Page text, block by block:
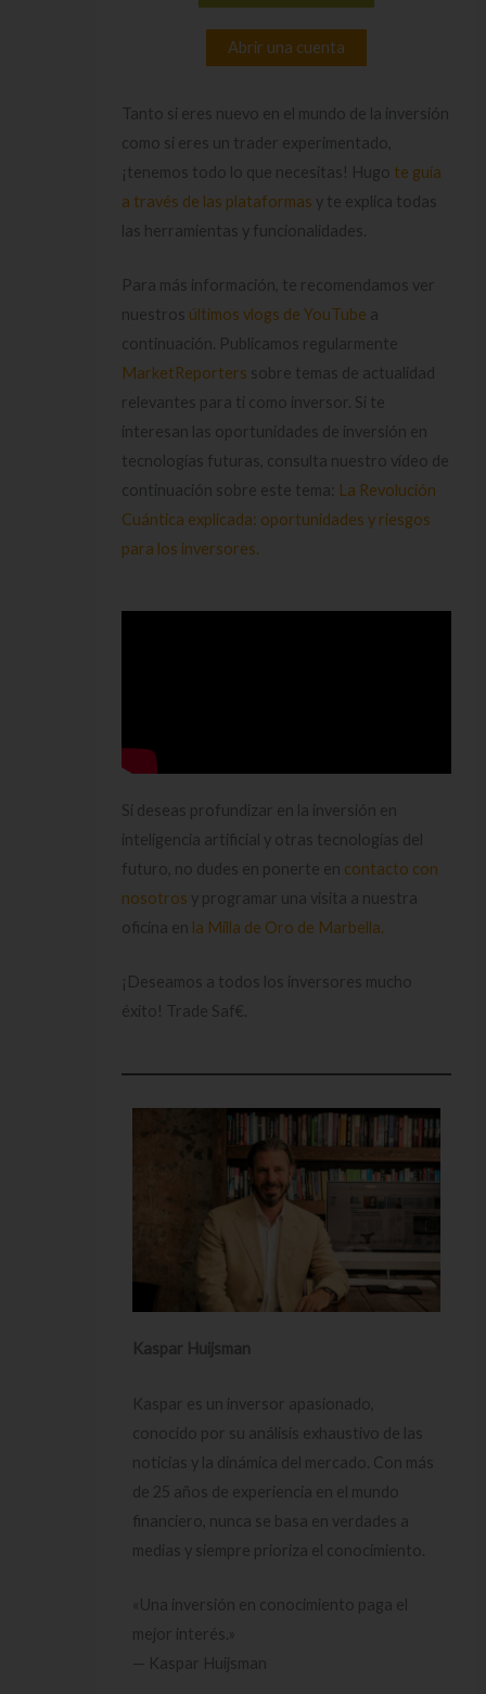
Abrir una cuenta
Tanto si eres nuevo en el mundo de la inversión
como si eres un trader experimentado,
¡tenemos todo lo que necesitas! Hugo te guía
a través de las plataformas y te explica todas
las herramientas y funcionalidades.
Para más información, te recomendamos ver
nuestros últimos vlogs de YouTube a
continuación. Publicamos regularmente
MarketReporters sobre temas de actualidad
relevantes para ti como inversor. Si te
interesan las oportunidades de inversión en
tecnologías futuras, consulta nuestro vídeo de
continuación sobre este tema:
La Revolución
Cuántica explicada: oportunidades y riesgos
para los inversores.
Si deseas profundizar en la inversión en
inteligencia artificial y otras tecnologías del
futuro, no dudes en ponerte en contacto con
nosotros y programar una visita a nuestra
oficina en la Milla de Oro de Marbella.
¡Deseamos a todos los inversores mucho
éxito! Trade Saf€.
Kaspar Huijsman
Kaspar es un inversor apasionado,
conocido por su análisis exhaustivo de las
noticias y la dinámica del mercado. Con más
de 25 años de experiencia en el mundo
financiero, nunca se basa en verdades a
medias y siempre prioriza el conocimiento.
«Una inversión en conocimiento paga el
mejor interés.»
— Kaspar Huijsman